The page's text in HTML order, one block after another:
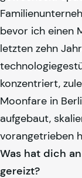
bevor ich einen
letzten zehn
konzentriert,
Moonfare in
aufgebaut,
vorangetrieben
Was hat dich an
gereizt?